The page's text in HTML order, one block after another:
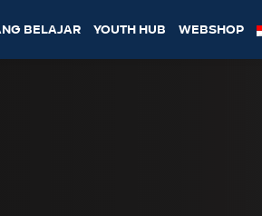
BELAJAR YOUTH HUB WEBSHOP